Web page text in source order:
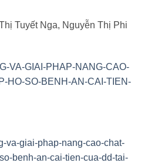
Tuyết Nga, Nguyễn Thị Phi
VA-GIAI-PHAP-NANG-CAO-
HO-SO-BENH-AN-CAI-TIEN-
va-giai-phap-nang-cao-chat-
benh-an-cai-tien-cua-dd-tai-